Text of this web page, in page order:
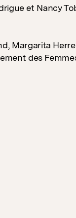
et Nancy
Margarita
des